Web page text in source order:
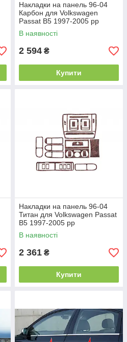
Накладки на панель 96-04
Карбон для Volkswagen
Passat B5 1997-2005 рр
В наявності
2 594 ₴
Купити
Накладки на панель 96-04
Титан для Volkswagen Passat
B5 1997-2005 рр
В наявності
2 361 ₴
Купити